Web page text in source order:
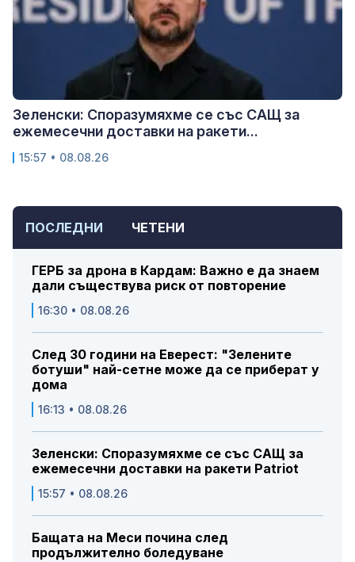
ПОСЛЕДНИ ЧЕТЕНИ
ГЕРБ за дрона в Кардам: Важно е да знаем
дали съществува риск от повторение
16:30 • 08.08.26
След 30 години на Еверест: "Зелените
ботуши" най-сетне може да се приберат у
дома
16:13 • 08.08.26
Зеленски: Споразумяхме се със САЩ за
ежемесечни доставки на ракети Patriot
15:57 • 08.08.26
Бащата на Меси почина след
продължително боледуване
Зеленски: Споразумяхме се със САЩ за
ежемесечни доставки на ракети...
15:57 • 08.08.26